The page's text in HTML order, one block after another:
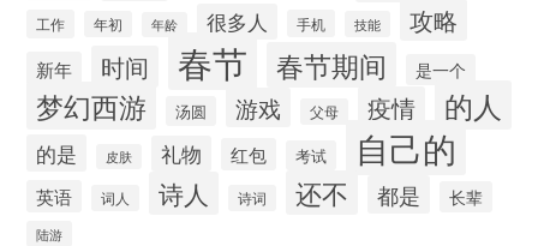
工作 年初 年龄 很多人 手机 技能 攻略
新年 时间 春节 春节期间 是一个
梦幻西游 汤圆 游戏 父母 疫情 的人
的是 皮肤 礼物 红包 考试 自己的
英语 词人 诗人 诗词 还不 都是 长辈
陆游